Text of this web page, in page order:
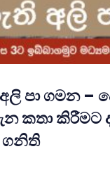
පා ගමන –
කතා කිරීමට
ගනිති